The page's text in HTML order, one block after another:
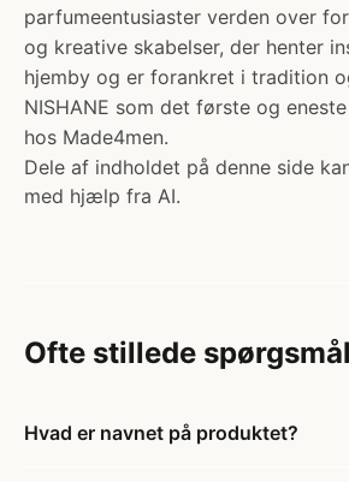
parfumeentusiaster verden over
og kreative skabelser, der henter
hjemby og er forankret i tradition
NISHANE som det første og
hos Made4men.
Dele af indholdet på denne side
med hjælp fra AI.
Ofte stillede spørgsmål
Hvad er navnet på produktet?